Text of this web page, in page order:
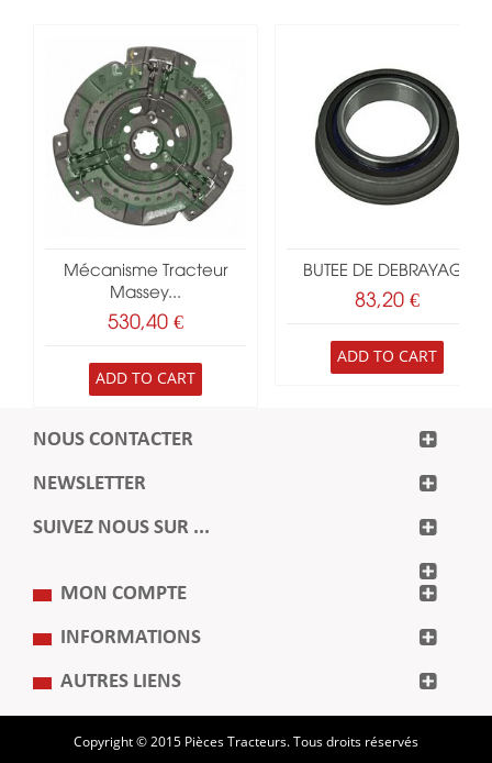
Mécanisme Tracteur
Massey...
530,40 €
ADD TO CART
BUTEE DE DEBRAYAGE
83,20 €
ADD TO CART
NOUS CONTACTER
NEWSLETTER
SUIVEZ NOUS SUR ...
MON COMPTE
INFORMATIONS
AUTRES LIENS
Copyright © 2015 Pièces Tracteurs. Tous droits réservés